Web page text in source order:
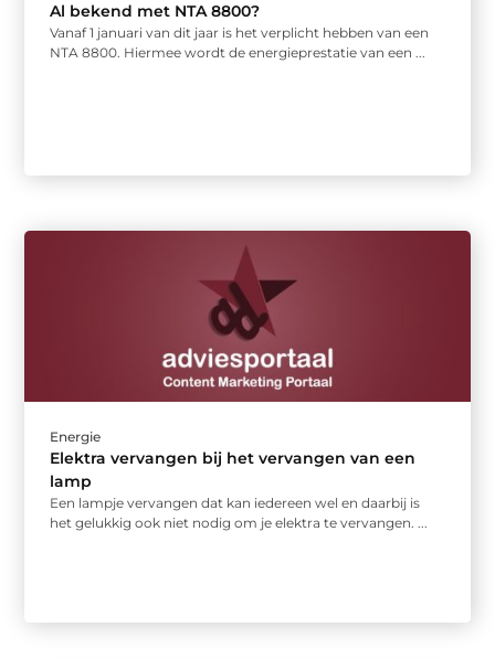
Al bekend met NTA 8800?
Vanaf 1 januari van dit jaar is het verplicht hebben van een
NTA 8800. Hiermee wordt de energieprestatie van een ...
Energie
Elektra vervangen bij het vervangen van een
lamp
Een lampje vervangen dat kan iedereen wel en daarbij is
het gelukkig ook niet nodig om je elektra te vervangen. ...